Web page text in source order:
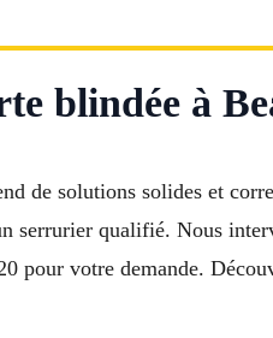
blindée à
de solutions solides et
serrurier qualifié. Nous
pour votre demande.